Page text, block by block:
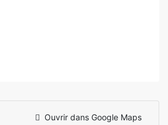
Ouvrir dans Google Maps